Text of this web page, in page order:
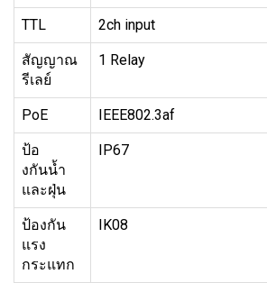
TTL 2ch input
สัญญาณ
รีเลย์
1 Relay
PoE IEEE802.3af
ป้อ
งกันนํ้า
และฝุ่น
IP67
ป้องกัน
แรง
กระแทก
IK08